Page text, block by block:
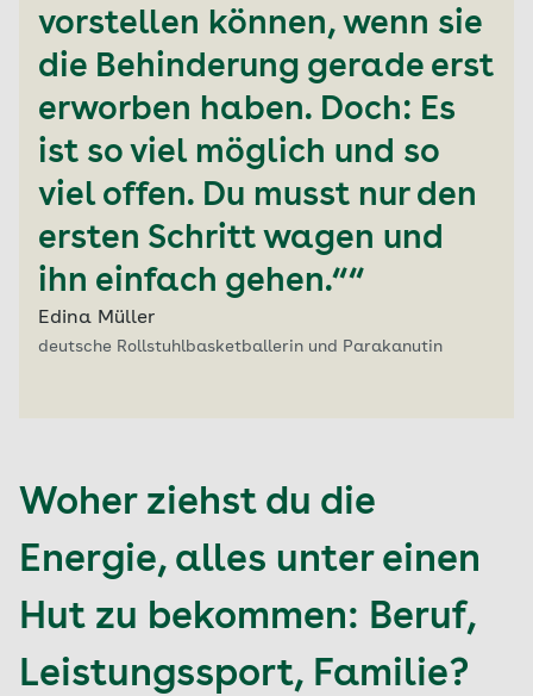
vorstellen können, wenn sie
die Behinderung gerade erst
erworben haben. Doch: Es
ist so viel möglich und so
viel offen. Du musst nur den
ersten Schritt wagen und
ihn einfach gehen.““
Edina Müller
deutsche Rollstuhlbasketballerin und Parakanutin
Woher ziehst du die
Energie, alles unter einen
Hut zu bekommen: Beruf,
Leistungssport, Familie?